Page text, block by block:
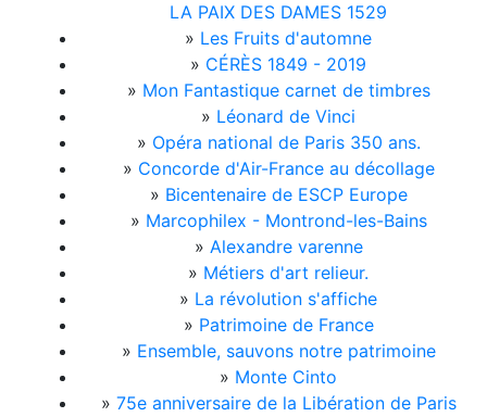
LA PAIX DES DAMES 1529
» Les Fruits d'automne
» CÉRÈS 1849 - 2019
» Mon Fantastique carnet de timbres
» Léonard de Vinci
» Opéra national de Paris 350 ans.
» Concorde d'Air-France au décollage
» Bicentenaire de ESCP Europe
» Marcophilex - Montrond-les-Bains
» Alexandre varenne
» Métiers d'art relieur.
» La révolution s'affiche
» Patrimoine de France
» Ensemble, sauvons notre patrimoine
» Monte Cinto
» 75e anniversaire de la Libération de Paris